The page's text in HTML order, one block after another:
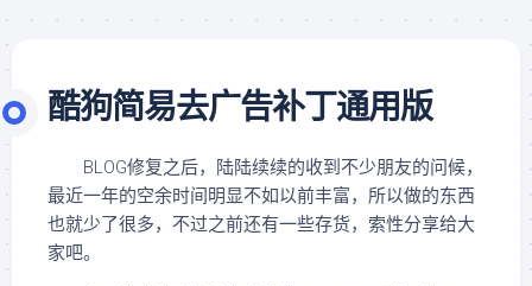
酷狗简易去广告补丁通用版
BLOG修复之后，陆陆续续的收到不少朋友的问候，
最近一年的空余时间明显不如以前丰富，所以做的东西
也就少了很多，不过之前还有一些存货，索性分享给大
家吧。